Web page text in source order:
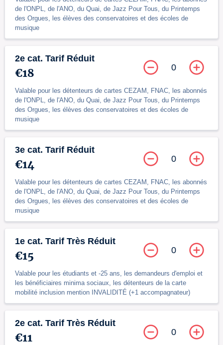
de l'ONPL, de l'ANO, du Quai, de Jazz Pour Tous, du Printemps
des Orgues, les élèves des conservatoires et des écoles de
musique
2e cat. Tarif Réduit
€18
Valable pour les détenteurs de cartes CEZAM, FNAC, les abonnés
de l'ONPL, de l'ANO, du Quai, de Jazz Pour Tous, du Printemps
des Orgues, les élèves des conservatoires et des écoles de
musique
0
3e cat. Tarif Réduit
€14
Valable pour les détenteurs de cartes CEZAM, FNAC, les abonnés
de l'ONPL, de l'ANO, du Quai, de Jazz Pour Tous, du Printemps
des Orgues, les élèves des conservatoires et des écoles de
musique
0
1e cat. Tarif Très Réduit
€15
Valable pour les étudiants et -25 ans, les demandeurs d'emploi et
les bénéficiaires minima sociaux, les détenteurs de la carte
mobilité inclusion mention INVALIDITÉ (+1 accompagnateur)
0
2e cat. Tarif Très Réduit
€11 0